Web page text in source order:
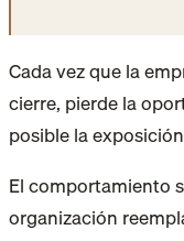
Cada vez que la
cierre, pierde la
posible la
El comportamiento
organización